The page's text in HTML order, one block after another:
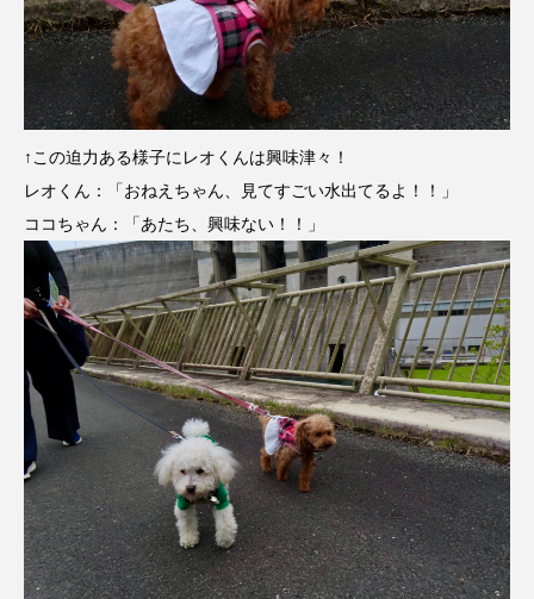
↑この迫力ある様子にレオくんは興味津々！
レオくん：「おねえちゃん、見てすごい水出てるよ！！」
ココちゃん：「あたち、興味ない！！」